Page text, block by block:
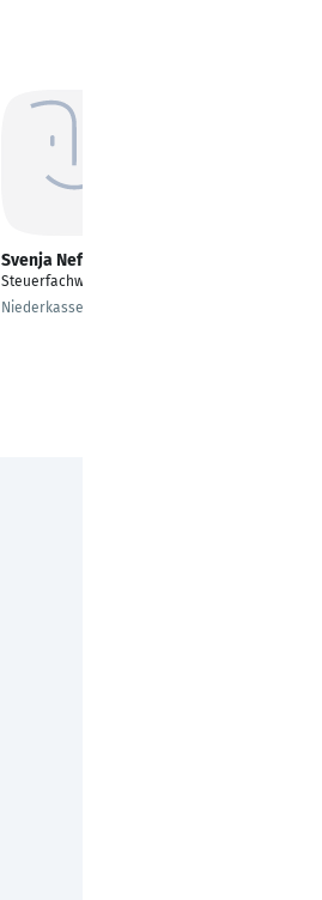
Svenja Neff
Steuerfachwirtin
Niederkassel